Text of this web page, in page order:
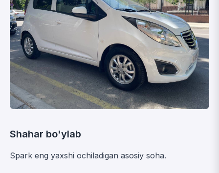
Shahar bo'ylab
Spark eng yaxshi ochiladigan asosiy soha.